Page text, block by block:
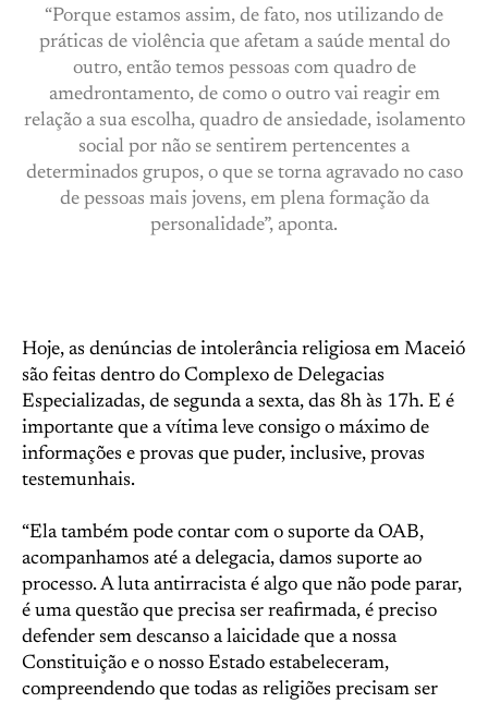
“Porque estamos assim, de fato, nos utilizando de
práticas de violência que afetam a saúde mental do
outro, então temos pessoas com quadro de
amedrontamento, de como o outro vai reagir em
relação a sua escolha, quadro de ansiedade, isolamento
social por não se sentirem pertencentes a
determinados grupos, o que se torna agravado no caso
de pessoas mais jovens, em plena formação da
personalidade”, aponta.
Hoje, as denúncias de intolerância religiosa em Maceió
são feitas dentro do Complexo de Delegacias
Especializadas, de segunda a sexta, das 8h às 17h. E é
importante que a vítima leve consigo o máximo de
informações e provas que puder, inclusive, provas
testemunhais.
“Ela também pode contar com o suporte da OAB,
acompanhamos até a delegacia, damos suporte ao
processo. A luta antirracista é algo que não pode parar,
é uma questão que precisa ser reafirmada, é preciso
defender sem descanso a laicidade que a nossa
Constituição e o nosso Estado estabeleceram,
compreendendo que todas as religiões precisam ser